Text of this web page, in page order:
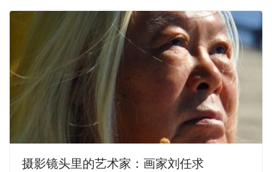
摄影镜头里的艺术家：画家刘任求